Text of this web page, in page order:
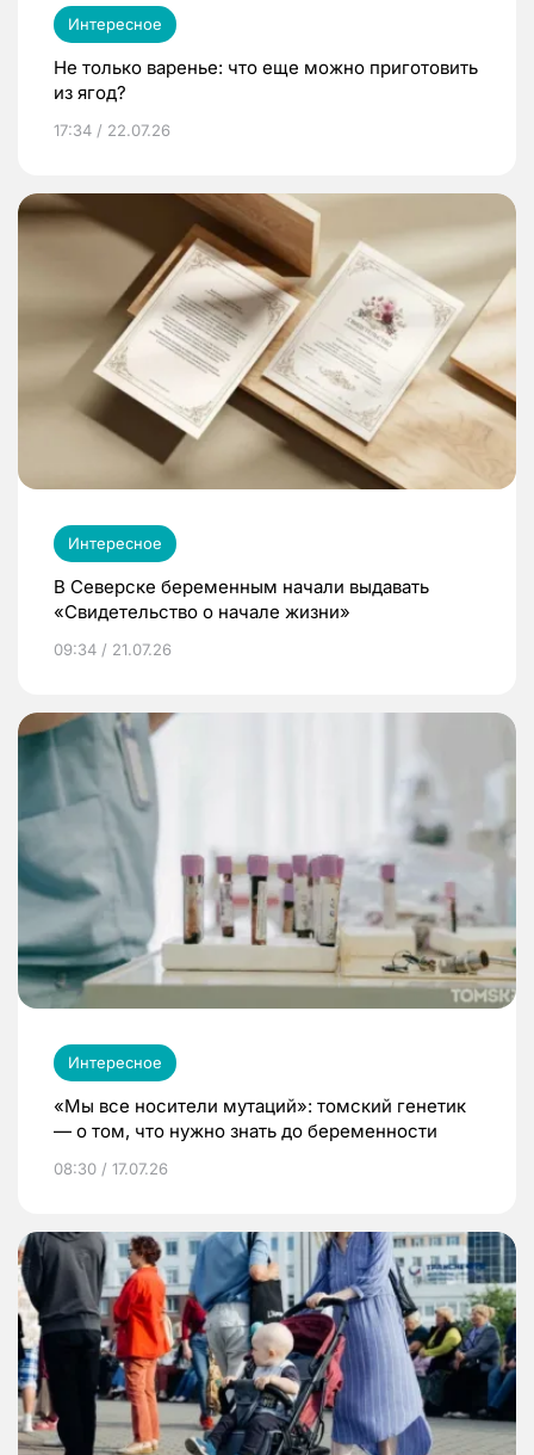
Интересное
Не только варенье: что еще можно приготовить
из ягод?
17:34 / 22.07.26
Интересное
В Северске беременным начали выдавать
«Свидетельство о начале жизни»
09:34 / 21.07.26
Интересное
«Мы все носители мутаций»: томский генетик
— о том, что нужно знать до беременности
08:30 / 17.07.26